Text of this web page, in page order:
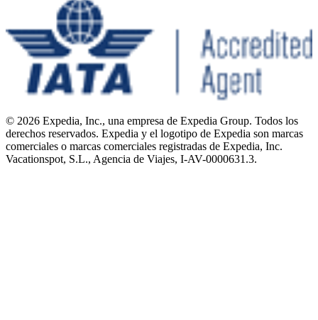
© 2026 Expedia, Inc., una empresa de Expedia Group. Todos los
derechos reservados. Expedia y el logotipo de Expedia son marcas
comerciales o marcas comerciales registradas de Expedia, Inc.
Vacationspot, S.L., Agencia de Viajes, I-AV-0000631.3.